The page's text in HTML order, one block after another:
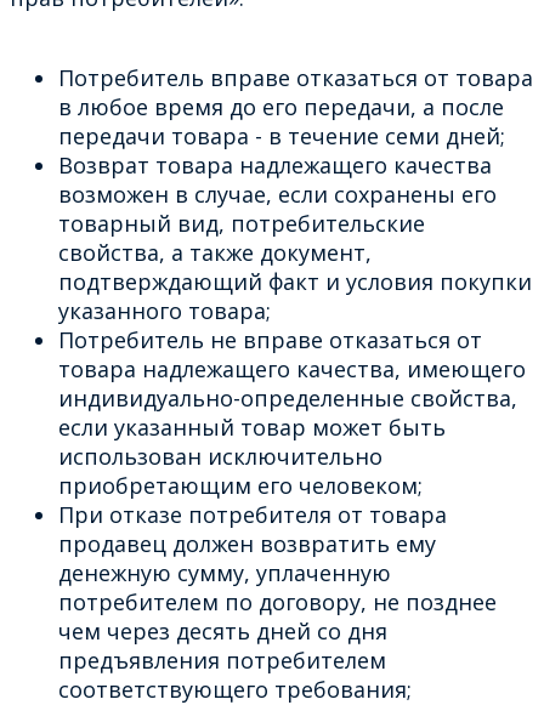
Потребитель вправе отказаться от товара
в любое время до его передачи, а после
передачи товара - в течение семи дней;
Возврат товара надлежащего качества
возможен в случае, если сохранены его
товарный вид, потребительские
свойства, а также документ,
подтверждающий факт и условия покупки
указанного товара;
Потребитель не вправе отказаться от
товара надлежащего качества, имеющего
индивидуально-определенные свойства,
если указанный товар может быть
использован исключительно
приобретающим его человеком;
При отказе потребителя от товара
продавец должен возвратить ему
денежную сумму, уплаченную
потребителем по договору, не позднее
чем через десять дней со дня
предъявления потребителем
соответствующего требования;